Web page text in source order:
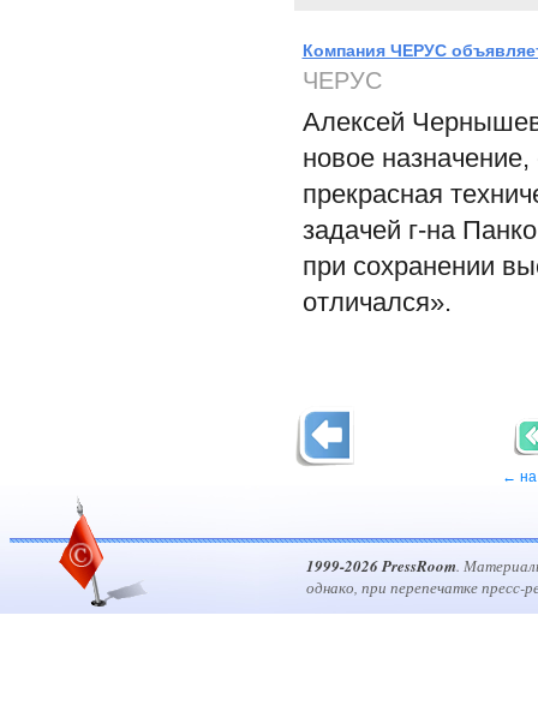
Компания ЧЕРУС
ЧЕРУС
Алексей
новое
прекрасная
задачей г-на
при сохранении
отличался».
← на
1999-2026 PressRoom.
однако, при перепечатке пресс-